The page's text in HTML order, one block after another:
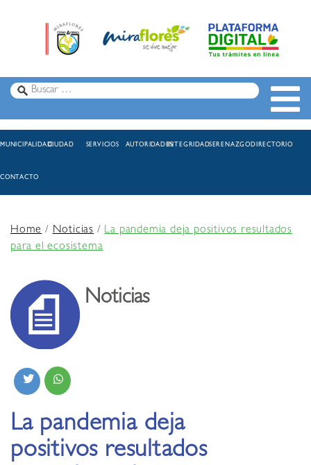
MUNICIPALIDADCIUDAD SERVICIOS AUTORIDADESINTEGRIDADSERENAZGODIRECTORIO
CONTACTO
Home/Noticias /La pandemia deja positivos resultados
para el ecosistema
Noticias
La pandemia deja
positivos resultados